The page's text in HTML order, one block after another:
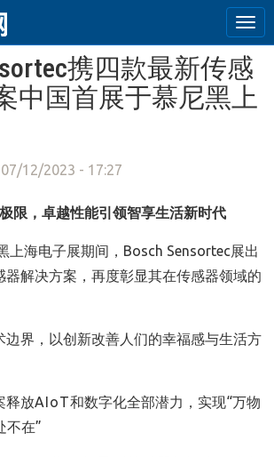
携四款最新传感
中国首展于慕尼黑上
12/2023 - 17:27
限，卓越性能引领智享生活新时代
上海电子展期间，Bosch Sensortec展出
器解决方案，再度彰显其在传感器领域的
边界，以创新改善人们的幸福感与生活方
释放AIoT和数字化全部潜力，实现“万物
不在”